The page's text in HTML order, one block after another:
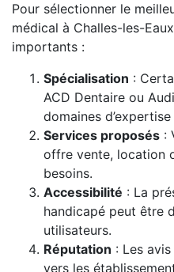
Pour sélectionner le
médical à Challes-les-
importants :
Spécialisation :
ACD Dentaire ou
domaines
Services proposés :
offre vente, location
besoins.
Accessibilité : La
handicapé peut être
utilisateurs.
Réputation : Les
vers les